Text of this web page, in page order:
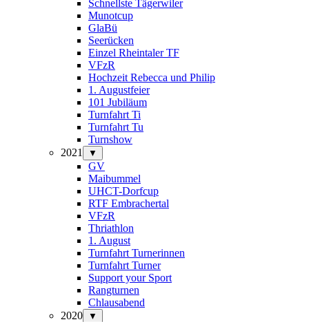
Schnellste Tägerwiler
Munotcup
GlaBü
Seerücken
Einzel Rheintaler TF
VFzR
Hochzeit Rebecca und Philip
1. Augustfeier
101 Jubiläum
Turnfahrt Ti
Turnfahrt Tu
Turnshow
2021
▼
GV
Maibummel
UHCT-Dorfcup
RTF Embrachertal
VFzR
Thriathlon
1. August
Turnfahrt Turnerinnen
Turnfahrt Turner
Support your Sport
Rangturnen
Chlausabend
2020
▼